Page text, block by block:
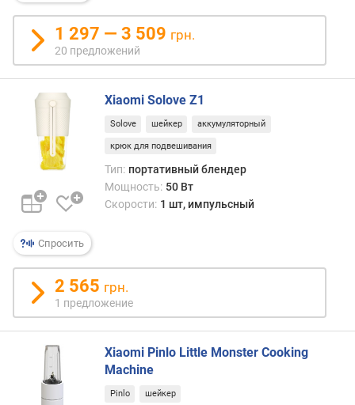
н
с
д
е
ш
е
в
х
к
д
о
р
о
м
1 297 — 3 509 грн.
20 предложений
Спросить
Xiaomi Solove Z1
Solove шейкер аккумуляторный
крюк для подвешивания
Тип: портативный блендер
Мощность: 50 Вт
Скорости: 1 шт, импульсный
2 565 грн.
1 предложение
Xiaomi Pinlo Little Monster Cooking
Machine
Pinlo шейкер